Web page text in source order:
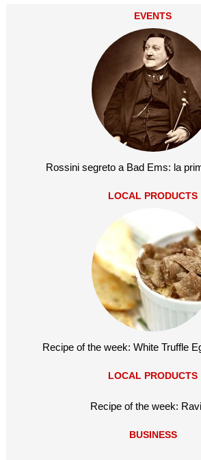
EVENTS
Rossini segreto a Bad Ems: la
LOCAL PRODUCTS
Recipe of the week: White Truffle
LOCAL PRODUCTS
Recipe of the week:
BUSINESS